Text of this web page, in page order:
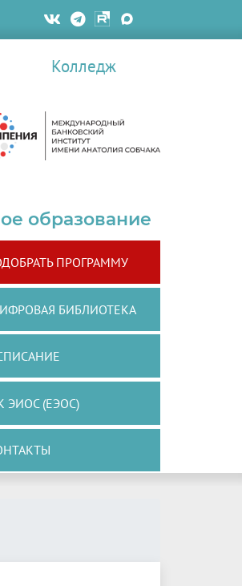
Колледж
образование
ПРОГРАММУ
БИБЛИОТЕКА
ЭИОС (ЕЭОС)